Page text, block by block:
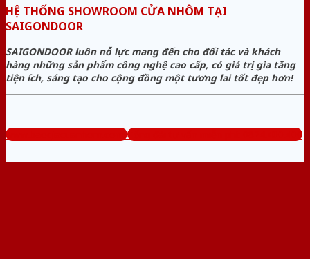
HỆ THỐNG SHOWROOM CỬA NHÔM TẠI
SAIGONDOOR
SAIGONDOOR luôn nỗ lực mang đến cho đối tác và khách
hàng những sản phẩm công nghệ cao cấp, có giá trị gia tăng
tiện ích, sáng tạo cho cộng đồng một tương lai tốt đẹp hơn!
www.baogiacuanhom.com Tổng đài tư vấn miễn phí: 0824.400.400